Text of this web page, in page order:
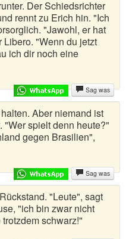
Der Schiedsrichter
rennt zu Erich hin. "Ich
"Jawohl, er hat
"Wenn du jetzt
ich dir noch eine
Sag was
Aber niemand ist
"Wer spielt denn heute?"
gegen Brasilien",
Sag was
"Leute", sagt
"ich bin zwar nicht
schwarz!"